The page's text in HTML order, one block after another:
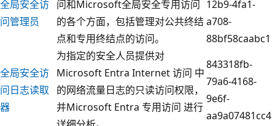
全局安全访
问管理员
问和Microsoft全局安全专用访问
的各个方面，包括管理对公共终结
点和专用终结点的访问。
12b9-4fa1-
a708-
88bf58caabc1
全局安全访
问日志读取
器
为指定的安全人员提供对
Microsoft Entra Internet 访问 中
的网络流量日志的只读访问权限，
并Microsoft Entra 专用访问 进行
843318fb-
79a6-4168-
9e6f-
aa9a07481cc4